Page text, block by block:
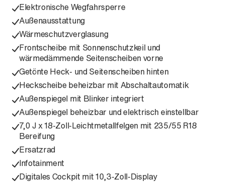
Elektronische Wegfahrsperre
Außenausstattung
Wärmeschutzverglasung
Frontscheibe mit Sonnenschutzkeil und
wärmedämmende Seitenscheiben vorne
Getönte Heck- und Seitenscheiben hinten
Heckscheibe beheizbar mit Abschaltautomatik
Außenspiegel mit Blinker integriert
Außenspiegel beheizbar und elektrisch einstellbar
7,0 J x 18-Zoll-Leichtmetallfelgen mit 235/55 R18
Bereifung
Ersatzrad
Infotainment
Digitales Cockpit mit 10,3-Zoll-Display